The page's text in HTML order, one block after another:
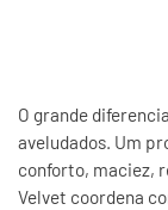
O grande
aveludados. Um
conforto, maciez,
Velvet coordena